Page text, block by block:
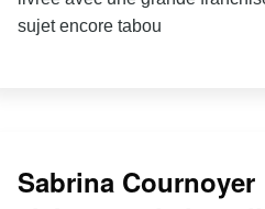
sujet encore tabou
Sabrina Cournoyer